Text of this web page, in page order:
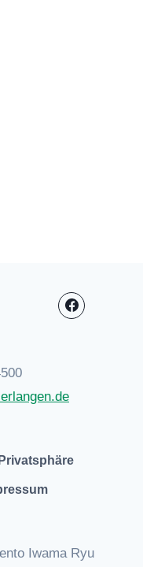
Privatsphäre
Iwama Ryu